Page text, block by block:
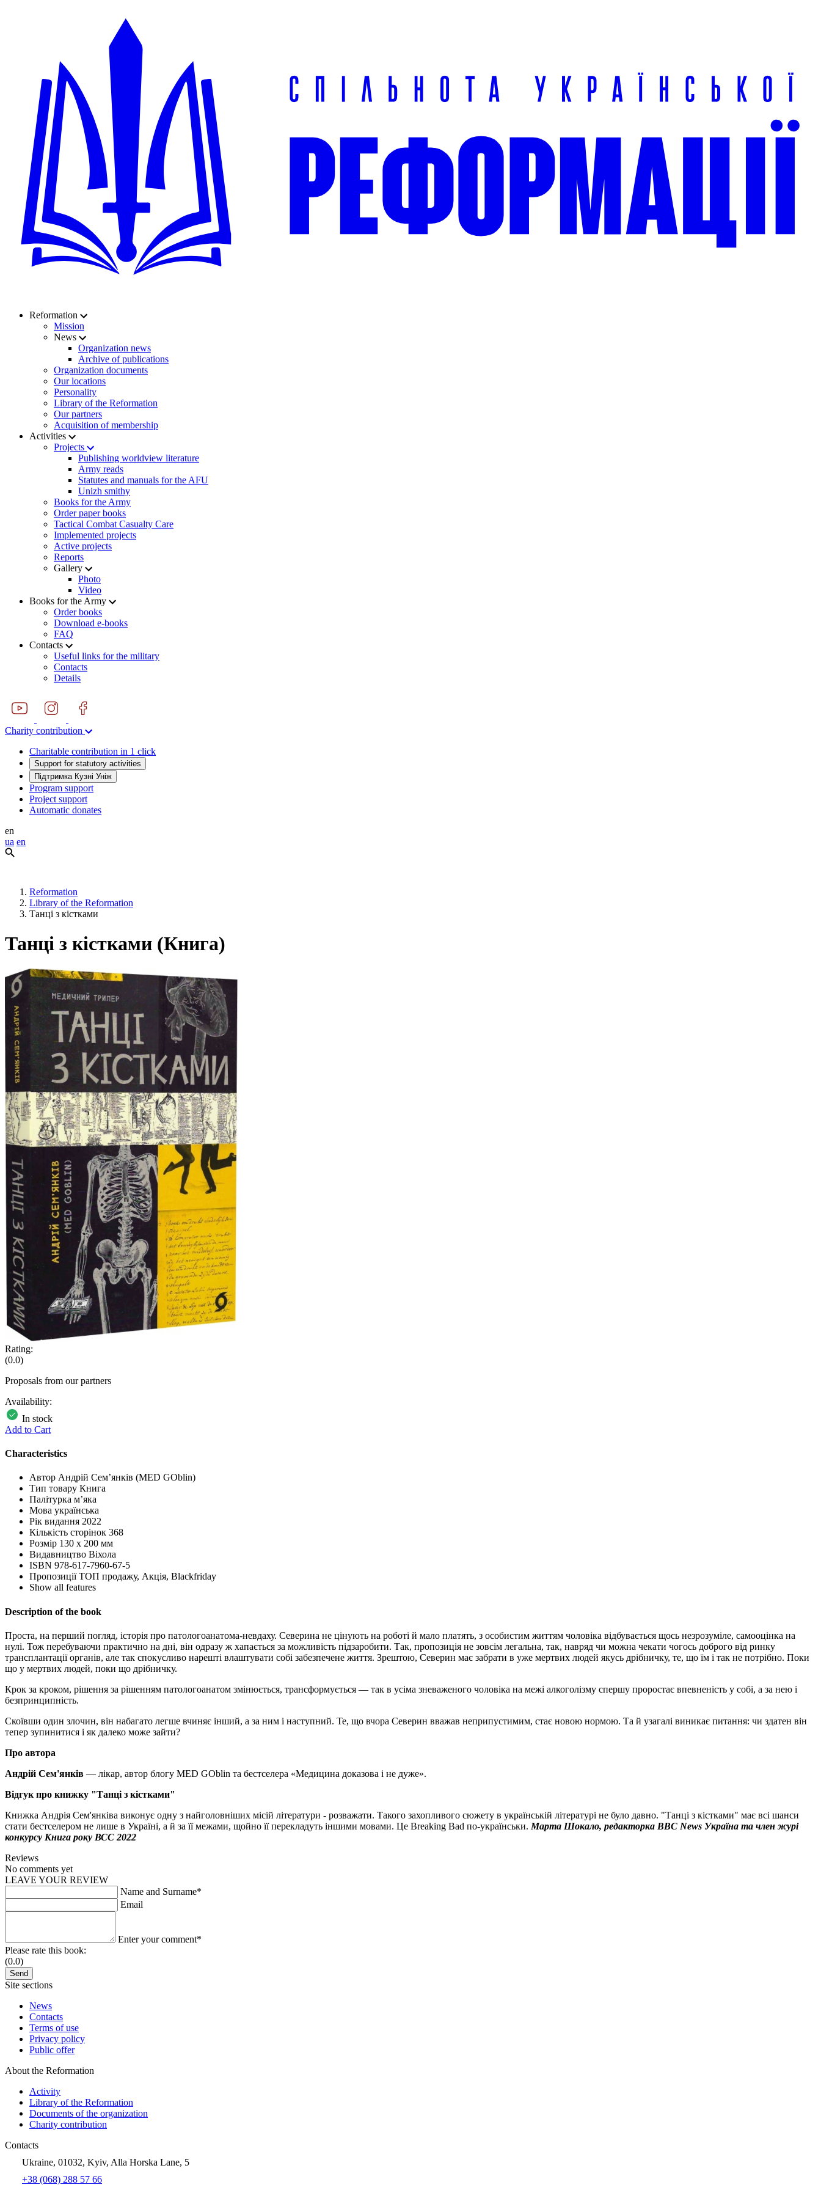
Reformation
Mission
News
Organization news
Archive of publications
Organization documents
Our locations
Personality
Library of the Reformation
Our partners
Acquisition of membership
Activities
Projects
Publishing worldview literature
Army reads
Statutes and manuals for the AFU
Unizh smithy
Books for the Army
Order paper books
Tactical Combat Casualty Care
Implemented projects
Active projects
Reports
Gallery
Photo
Video
Books for the Army
Order books
Download e-books
FAQ
Contacts
Useful links for the military
Contacts
Details
Charity contribution
Charitable contribution in 1 click
Support for statutory activities
Підтримка Кузні Уніж
Program support
Project support
Automatic donates
en
ua en
Reformation
Library of the Reformation
Танці з кістками
Танці з кістками (Книга)
Rating:
(0.0)
Proposals from our partners
Availability:
In stock
Add to Cart
Characteristics
Автор Андрій Сем’янків (MED GOblin)
Тип товару Книга
Палітурка м’яка
Мова українська
Рік видання 2022
Кількість сторінок 368
Розмір 130 x 200 мм
Видавництво Віхола
ISBN 978-617-7960-67-5
Пропозиції ТОП продажу, Акція, Blackfriday
Show all features
Description of the book
Проста, на перший погляд, історія про патологоанатома-невдаху. Северина не цінують на роботі й мало платять, з особистим життям чоловіка відбувається щось незрозуміле, самооцінка на
нулі. Тож перебуваючи практично на дні, він одразу ж хапається за можливість підзаробити. Так, пропозиція не зовсім легальна, так, навряд чи можна чекати чогось доброго від ринку
трансплантації органів, але так спокусливо нарешті влаштувати собі забезпечене життя. Зрештою, Северин має забрати в уже мертвих людей якусь дрібничку, те, що їм і так не потрібно. Поки
що у мертвих людей, поки що дрібничку.
Крок за кроком, рішення за рішенням патологоанатом змінюється, трансформується — так в усіма зневаженого чоловіка на межі алкоголізму спершу проростає впевненість у собі, а за нею і
безпринципність.
Скоївши один злочин, він набагато легше вчиняє інший, а за ним і наступний. Те, що вчора Северин вважав неприпустимим, стає новою нормою. Та й узагалі виникає питання: чи здатен він
тепер зупинитися і як далеко може зайти?
Про автора
Андрій Сем'янків — лікар, автор блогу MED GOblin та бестселера «Медицина доказова і не дуже».
Відгук про книжку "Танці з кістками"
Книжка Андрія Сем'янківа виконує одну з найголовніших місій літератури - розважати. Такого захопливого сюжету в українській літературі не було давно. "Танці з кістками" має всі шанси
стати бестселером не лише в Україні, а й за її межами, щойно її перекладуть іншими мовами. Це Breaking Bad по-українськи. Марта Шокало, редакторка BBC News Україна та член журі
конкурсу Книга року ВСС 2022
Reviews
No comments yet
LEAVE YOUR REVIEW
Name and Surname*
Email
Enter your comment*
Please rate this book:
(0.0)
Site sections
News
Contacts
Terms of use
Privacy policy
Public offer
About the Reformation
Activity
Library of the Reformation
Documents of the organization
Charity contribution
Contacts
Ukraine, 01032, Kyiv, Alla Horska Lane, 5
+38 (068) 288 57 66